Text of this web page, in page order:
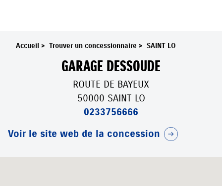
Accueil > Trouver un concessionnaire > SAINT LO
GARAGE DESSOUDE
ROUTE DE BAYEUX
50000 SAINT LO
0233756666
Voir le site web de la concession